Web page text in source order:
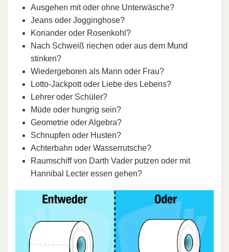
Ausgehen mit oder ohne Unterwäsche?
Jeans oder Jogginghose?
Koriander oder Rosenkohl?
Nach Schweiß riechen oder aus dem Mund
stinken?
Wiedergeboren als Mann oder Frau?
Lotto-Jackpott oder Liebe des Lebens?
Lehrer oder Schüler?
Müde oder hungrig sein?
Geometrie oder Algebra?
Schnupfen oder Husten?
Achterbahn oder Wasserrutsche?
Raumschiff von Darth Vader putzen oder mit
Hannibal Lecter essen gehen?